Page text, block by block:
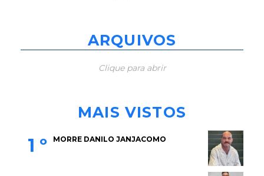
ARQUIVOS
Clique para abrir
MAIS VISTOS
1 º MORRE DANILO JANJACOMO